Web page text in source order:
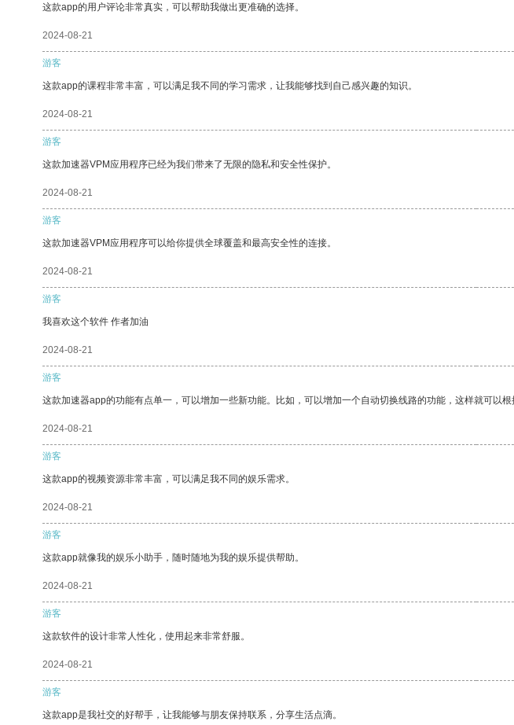
这款app的用户评论非常真实，可以帮助我做出更准确的选择。
2024-08-21
游客
这款app的课程非常丰富，可以满足我不同的学习需求，让我能够找到自己感兴趣的知识。
2024-08-21
游客
这款加速器VPM应用程序已经为我们带来了无限的隐私和安全性保护。
2024-08-21
游客
这款加速器VPM应用程序可以给你提供全球覆盖和最高安全性的连接。
2024-08-21
游客
我喜欢这个软件 作者加油
2024-08-21
游客
这款加速器app的功能有点单一，可以增加一些新功能。比如，可以增加一个自动切换线路的功能，这样就可以
2024-08-21
游客
这款app的视频资源非常丰富，可以满足我不同的娱乐需求。
2024-08-21
游客
这款app就像我的娱乐小助手，随时随地为我的娱乐提供帮助。
2024-08-21
游客
这款软件的设计非常人性化，使用起来非常舒服。
2024-08-21
游客
这款app是我社交的好帮手，让我能够与朋友保持联系，分享生活点滴。